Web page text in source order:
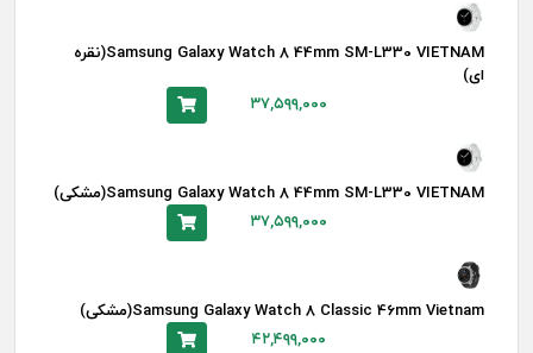
Samsung Galaxy Watch 8 44mm SM-L330 VIETNAM(نقره
ای)
۳۷,۵۹۹,۰۰۰
Samsung Galaxy Watch 8 44mm SM-L330 VIETNAM(مشکی)
۳۷,۵۹۹,۰۰۰
Samsung Galaxy Watch 8 Classic 46mm Vietnam(مشکی)
۴۲,۴۹۹,۰۰۰